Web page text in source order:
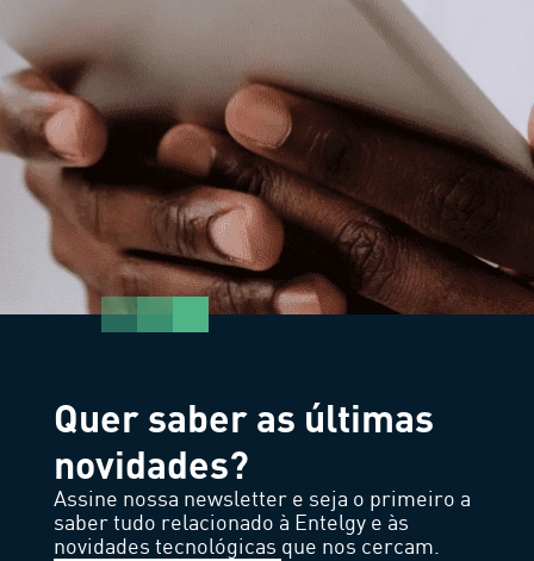
Quer saber as últimas
novidades?
Assine nossa newsletter e seja o primeiro a
saber tudo relacionado à Entelgy e às
novidades tecnológicas que nos cercam.